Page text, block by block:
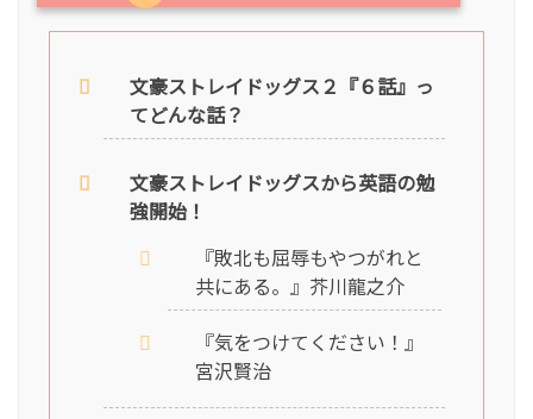
文豪ストレイドッグス２『６話』っ
てどんな話？
文豪ストレイドッグスから英語の勉
強開始！
『敗北も屈辱もやつがれと
共にある。』芥川龍之介
『気をつけてください！』
宮沢賢治